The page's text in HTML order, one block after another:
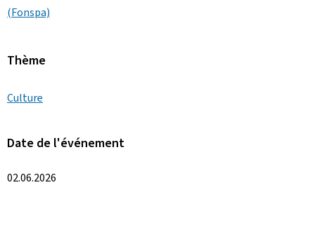
(Fonspa)
Thème
Culture
Date de l'événement
02.06.2026